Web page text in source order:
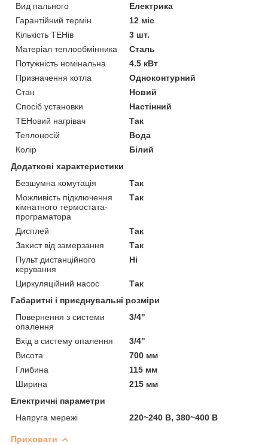
Вид пального
Електрика
Гарантійний термін
12 міс
Кількість ТЕНів
3 шт.
Матеріал теплообмінника
Сталь
Потужність номінальна
4.5 кВт
Призначення котла
Одноконтурний
Стан
Новий
Спосіб установки
Настінний
ТЕНовий нагрівач
Так
Теплоносій
Вода
Колір
Білий
Додаткові характеристики
Безшумна комутація
Так
Можливість підключення
кімнатного термостата-
програматора
Так
Дисплей
Так
Захист від замерзання
Так
Пульт дистанційного
керування
Ні
Циркуляційний насос
Так
Габаритні і приєднувальні розміри
Повернення з системи
опалення
3/4"
Вхід в систему опалення
3/4"
Висота
700 мм
Глибина
115 мм
Ширина
215 мм
Електричні параметри
Напруга мережі
220~240 В, 380~400 В
Приховати